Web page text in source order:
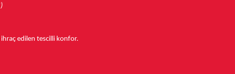
ihraç edilen tescilli konfor.